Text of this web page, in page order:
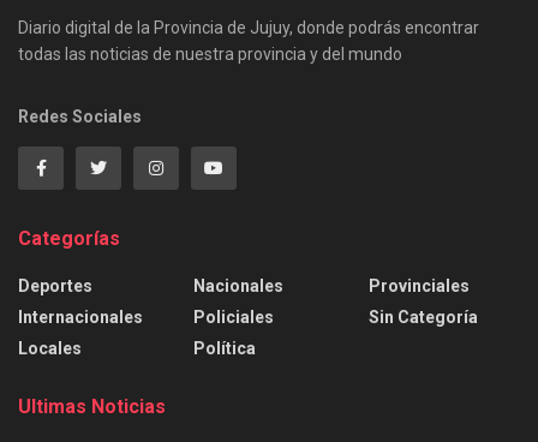
Diario digital de la Provincia de Jujuy, donde podrás encontrar
todas las noticias de nuestra provincia y del mundo
Redes Sociales
Categorías
Deportes
Internacionales
Locales
Nacionales
Policiales
Política
Provinciales
Sin Categoría
Ultimas Noticias